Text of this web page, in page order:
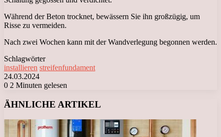
Während der Beton trocknet, bewässern Sie ihn großzügig, um
Risse zu vermeiden.
Nach zwei Wochen kann mit der Wandverlegung begonnen werden.
Schlagwörter
installieren streifenfundament
24.03.2024
0 2 Minuten gelesen
ÄHNLICHE ARTIKEL